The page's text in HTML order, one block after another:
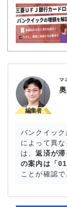
マ
バンクイッ
によって異
は、返済が
の案内は「
ことが確認で